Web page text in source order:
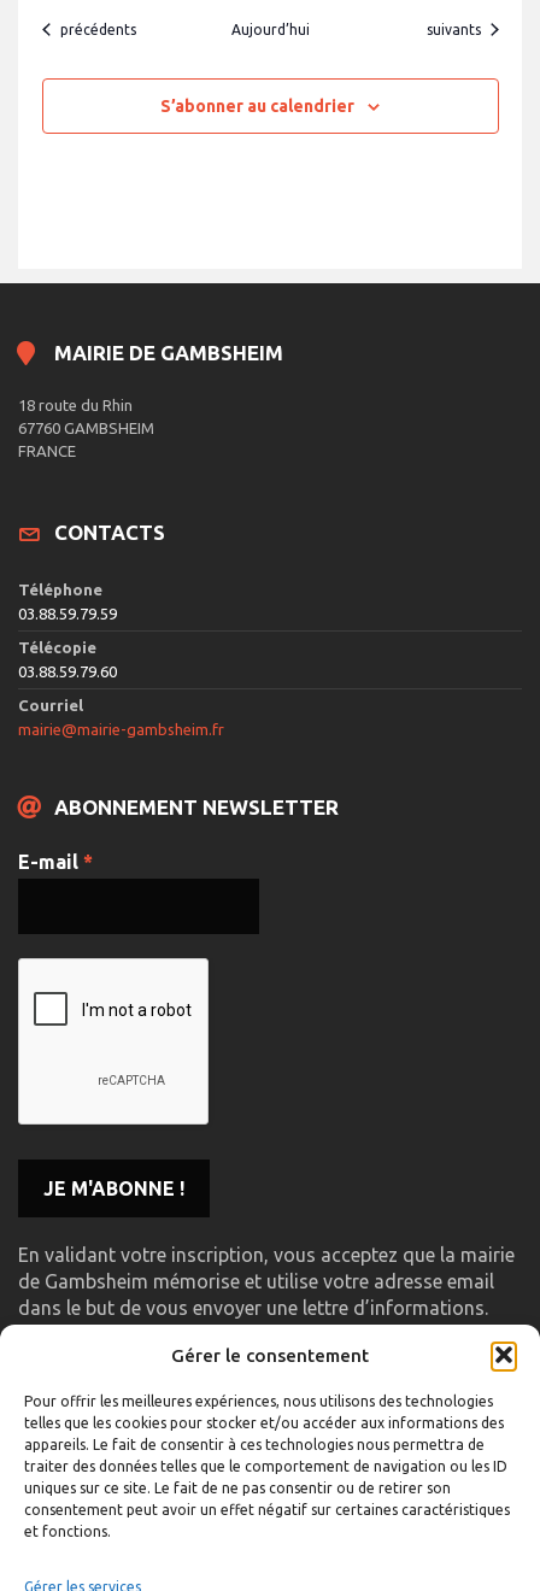
Gérer le consentement
Pour offrir les meilleures expériences, nous utilisons des technologies
telles que les cookies pour stocker et/ou accéder aux informations des
appareils. Le fait de consentir à ces technologies nous permettra de
traiter des données telles que le comportement de navigation ou les ID
uniques sur ce site. Le fait de ne pas consentir ou de retirer son
consentement peut avoir un effet négatif sur certaines caractéristiques
et fonctions.
Gérer les services
Évènements
précédents Aujourd’hui Évènements
suivants
S’abonner au calendrier
MAIRIE DE GAMBSHEIM
18 route du Rhin
67760 GAMBSHEIM
FRANCE
CONTACTS
Téléphone
03.88.59.79.59
Télécopie
03.88.59.79.60
Courriel
mairie@mairie-gambsheim.fr
ABONNEMENT NEWSLETTER
E-mail *
En validant votre inscription, vous acceptez que la mairie
de Gambsheim mémorise et utilise votre adresse email
dans le but de vous envoyer une lettre d’informations.
LIENS UTILES
Accueil
Formulaire de contact
Gambs TV
Mentions légales